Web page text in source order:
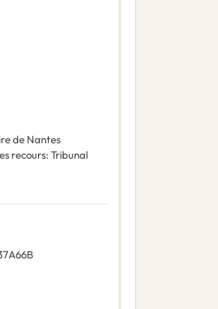
de Nantes
recours: Tribunal